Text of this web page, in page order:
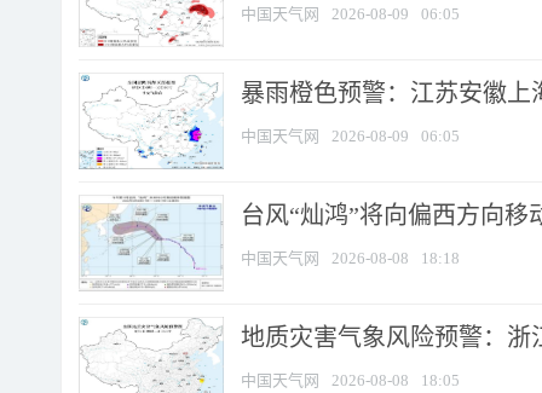
中国天气网 2026-08-09 06:05
暴雨橙色预警：江苏安徽上
中国天气网 2026-08-09 06:05
台风“灿鸿”将向偏西方向移
中国天气网 2026-08-08 18:18
地质灾害气象风险预警：
中国天气网 2026-08-08 18:05